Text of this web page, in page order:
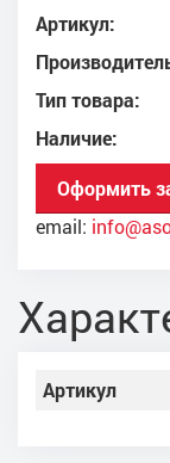
Артикул:
Тип товара:
Наличие:
Оформить
email:
Артикул